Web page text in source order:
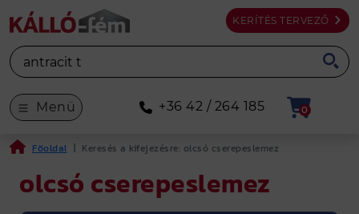
KERÍTÉS TERVEZŐ
Menü +36 42 / 264 185 0
Főoldal | Keresés a kifejezésre: olcsó cserepeslemez
olcsó cserepeslemez